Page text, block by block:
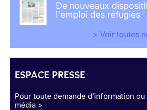
De nouveaux
l'emploi des réfugiés
> Voir toutes
ESPACE PRESSE
Pour toute demande d’information
média >